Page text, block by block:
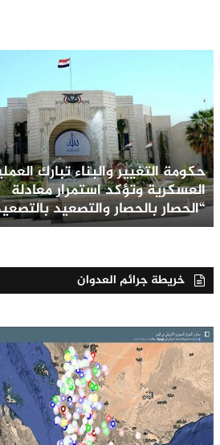
حكومة التغيير والبناء تبارك
العسكرية وتؤكد استمرار معادلة
“الحصار بالحصار والتصعيد
خريطة جرائم العدوان